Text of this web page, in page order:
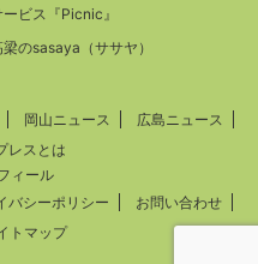
ビス『Picnic』
のsasaya（ササヤ）
岡山ニュース
広島ニュース
レスとは
ィール
バシーポリシー
お問い合わせ
トマップ